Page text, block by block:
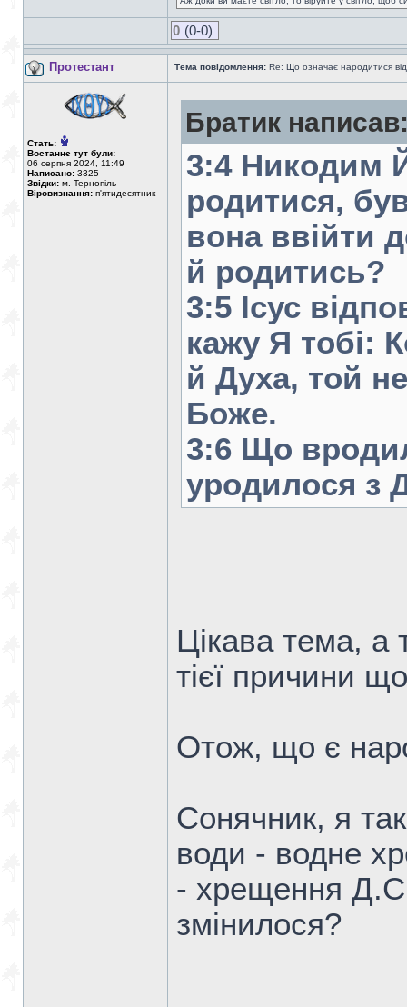
0 (0-0)
Протестант Тема повідомлення: Re: Що означає народитися
Стать:
Востаннє тут були:
06 серпня 2024, 11:49
Написано: 3325
Звідки: м. Тернопіль
Віровизнання: п'ятидесятник
Братик
3:4 Никодим
родитися,
вона ввійти
й родитись?
3:5 Ісус
кажу Я тобі:
й Духа, той
Боже.
3:6 Що
уродилося з
Цікава тема, а
тієї причини
Отож, що є
Сонячник, я
води - водне
- хрещення
змінилося?